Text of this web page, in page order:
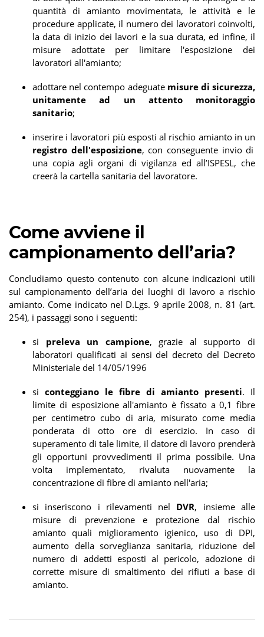
quantità di amianto movimentata, le attività e le
procedure applicate, il numero dei lavoratori coinvolti,
la data di inizio dei lavori e la sua durata, ed infine, il
misure adottate per limitare l'esposizione dei
lavoratori all'amianto;
adottare nel contempo adeguate misure di sicurezza,
unitamente ad un attento monitoraggio
sanitario;
inserire i lavoratori più esposti al rischio amianto in un
registro dell'esposizione, con conseguente invio di
una copia agli organi di vigilanza ed all’ISPESL, che
creerà la cartella sanitaria del lavoratore.
Come avviene il
campionamento dell’aria?
Concludiamo questo contenuto con alcune indicazioni utili
sul campionamento dell’aria dei luoghi di lavoro a rischio
amianto. Come indicato nel D.Lgs. 9 aprile 2008, n. 81 (art.
254), i passaggi sono i seguenti:
si preleva un campione, grazie al supporto di
laboratori qualificati ai sensi del decreto del Decreto
Ministeriale del 14/05/1996
si conteggiano le fibre di amianto presenti. Il
limite di esposizione all'amianto è fissato a 0,1 fibre
per centimetro cubo di aria, misurato come media
ponderata di otto ore di esercizio. In caso di
superamento di tale limite, il datore di lavoro prenderà
gli opportuni provvedimenti il ​​prima possibile. Una
volta implementato, rivaluta nuovamente la
concentrazione di fibre di amianto nell'aria;
si inseriscono i rilevamenti nel DVR, insieme alle
misure di prevenzione e protezione dal rischio
amianto quali miglioramento igienico, uso di DPI,
aumento della sorveglianza sanitaria, riduzione del
numero di addetti esposti al pericolo, adozione di
corrette misure di smaltimento dei rifiuti a base di
amianto.